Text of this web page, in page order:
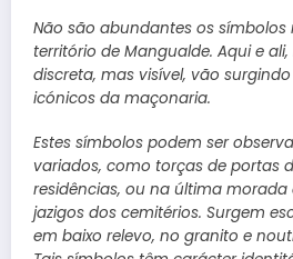
Não são abundantes os
território de Mangualde. Aqui e
discreta, mas visível, vão
icónicos da maçonaria.
Estes símbolos podem ser
variados, como torças de portas
residências, ou na última
jazigos dos cemitérios. Surgem
em baixo relevo, no granito e